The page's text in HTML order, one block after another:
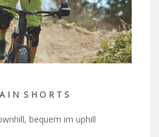
I N S H O R T S
bequem im uphill